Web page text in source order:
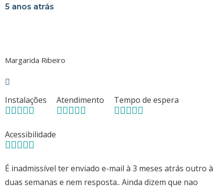
5 anos atrás
Margarida Ribeiro
Instalações Atendimento Tempo de espera
Acessibilidade
É inadmissível ter enviado e-mail à 3 meses atrás outro à
duas semanas e nem resposta.. Ainda dizem que nao